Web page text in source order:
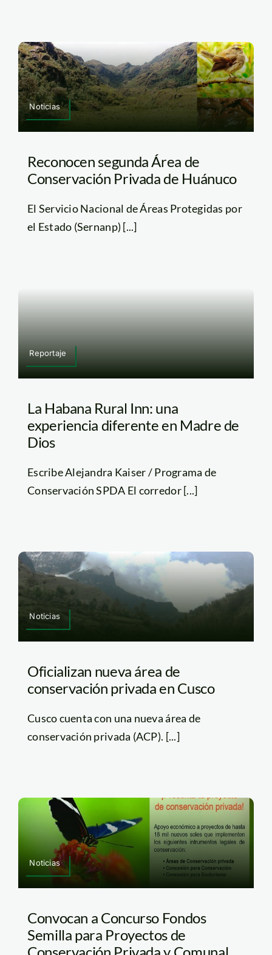
Noticias
Reconocen segunda Área de
Conservación Privada de Huánuco
El Servicio Nacional de Áreas Protegidas por
el Estado (Sernanp) [...]
Reportaje
La Habana Rural Inn: una
experiencia diferente en Madre de
Dios
Escribe Alejandra Kaiser / Programa de
Conservación SPDA El corredor [...]
Noticias
Oficializan nueva área de
conservación privada en Cusco
Cusco cuenta con una nueva área de
conservación privada (ACP). [...]
Noticias
Convocan a Concurso Fondos
Semilla para Proyectos de